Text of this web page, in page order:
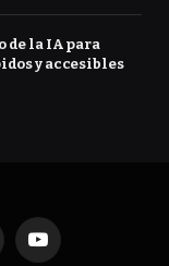
de la IA para
y accesibles
YouTube